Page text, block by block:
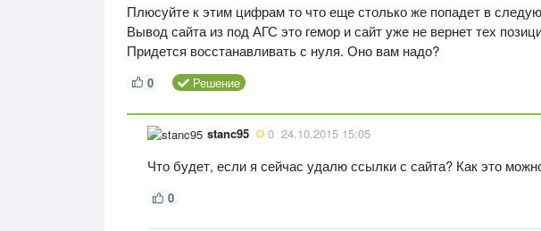
Плюсуйте к этим цифрам то что еще столько же попадет в
Вывод сайта из под АГС это гемор и сайт уже не вернет тех
Придется восстанавливать с нуля. Оно вам надо?
0 Решение
stanc95 0 24.10.2015 15:05
Что будет, если я сейчас удалю ссылки с сайта? Как это
0